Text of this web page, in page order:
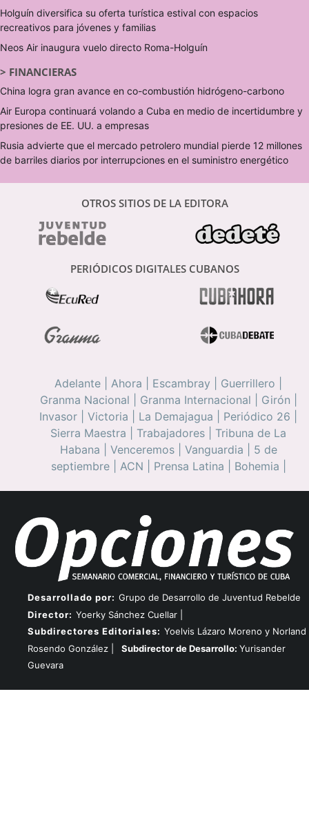
Holguín diversifica su oferta turística estival con espacios
recreativos para jóvenes y familias
Neos Air inaugura vuelo directo Roma-Holguín
> FINANCIERAS
China logra gran avance en co-combustión hidrógeno-carbono
Air Europa continuará volando a Cuba en medio de incertidumbre y
presiones de EE. UU. a empresas
Rusia advierte que el mercado petrolero mundial pierde 12 millones
de barriles diarios por interrupciones en el suministro energético
OTROS SITIOS DE LA EDITORA
PERIÓDICOS DIGITALES CUBANOS
Adelante Ahora Escambray Guerrillero
Granma Nacional
Granma Internacional Girón
Invasor
Victoria La Demajagua Periódico 26
Sierra Maestra
Trabajadores
Tribuna de La
Habana
Venceremos| Vanguardia
5 de
septiembre| ACN Prensa Latina Bohemia
Desarrollado por: Grupo de Desarrollo de Juventud Rebelde
Director: Yoerky Sánchez Cuellar |
Subdirectores Editoriales: Yoelvis Lázaro Moreno y Norland
Rosendo González |
Subdirector de Desarrollo: Yurisander
Guevara